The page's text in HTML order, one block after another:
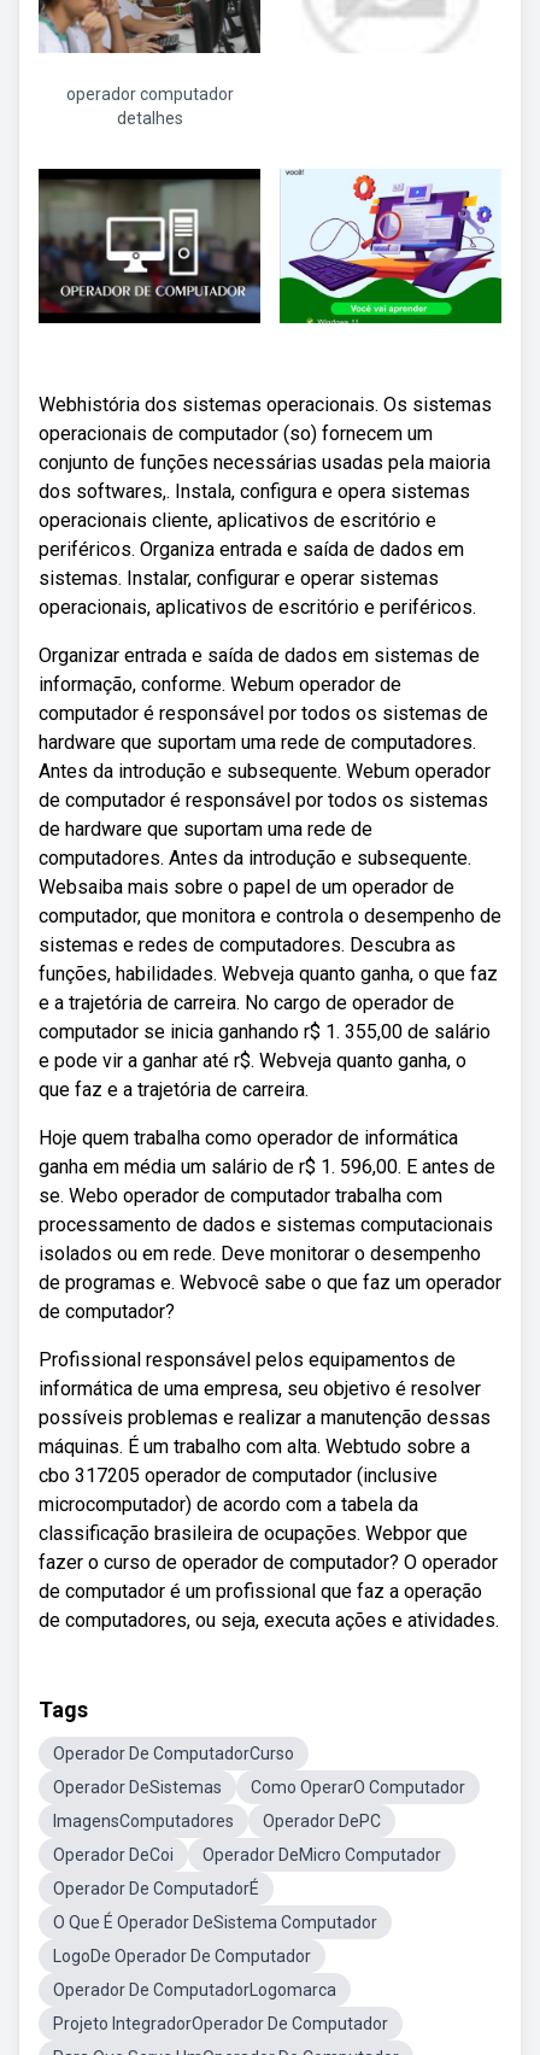
operador computador
detalhes
Webhistória dos sistemas operacionais. Os sistemas
operacionais de computador (so) fornecem um
conjunto de funções necessárias usadas pela maioria
dos softwares,. Instala, configura e opera sistemas
operacionais cliente, aplicativos de escritório e
periféricos. Organiza entrada e saída de dados em
sistemas. Instalar, configurar e operar sistemas
operacionais, aplicativos de escritório e periféricos.
Organizar entrada e saída de dados em sistemas de
informação, conforme. Webum operador de
computador é responsável por todos os sistemas de
hardware que suportam uma rede de computadores.
Antes da introdução e subsequente. Webum operador
de computador é responsável por todos os sistemas
de hardware que suportam uma rede de
computadores. Antes da introdução e subsequente.
Websaiba mais sobre o papel de um operador de
computador, que monitora e controla o desempenho de
sistemas e redes de computadores. Descubra as
funções, habilidades. Webveja quanto ganha, o que faz
e a trajetória de carreira. No cargo de operador de
computador se inicia ganhando r$ 1. 355,00 de salário
e pode vir a ganhar até r$. Webveja quanto ganha, o
que faz e a trajetória de carreira.
Hoje quem trabalha como operador de informática
ganha em média um salário de r$ 1. 596,00. E antes de
se. Webo operador de computador trabalha com
processamento de dados e sistemas computacionais
isolados ou em rede. Deve monitorar o desempenho
de programas e. Webvocê sabe o que faz um operador
de computador?
Profissional responsável pelos equipamentos de
informática de uma empresa, seu objetivo é resolver
possíveis problemas e realizar a manutenção dessas
máquinas. É um trabalho com alta. Webtudo sobre a
cbo 317205 operador de computador (inclusive
microcomputador) de acordo com a tabela da
classificação brasileira de ocupações. Webpor que
fazer o curso de operador de computador? O operador
de computador é um profissional que faz a operação
de computadores, ou seja, executa ações e atividades.
Tags
Operador De ComputadorCurso
Operador DeSistemas
Como OperarO Computador
ImagensComputadores
Operador DePC
Operador DeCoi
Operador DeMicro Computador
Operador De ComputadorÉ
O Que É Operador DeSistema Computador
LogoDe Operador De Computador
Operador De ComputadorLogomarca
Projeto IntegradorOperador De Computador